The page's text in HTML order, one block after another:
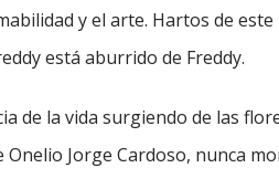
y el arte. Hartos de
está aburrido de Freddy.
de la vida surgiendo de las
Onelio Jorge Cardoso, nunca